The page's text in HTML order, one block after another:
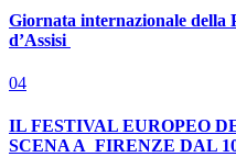
Giornata internazionale della
d’Assisi
04
IL FESTIVAL EUROPEO
SCENA A FIRENZE DAL